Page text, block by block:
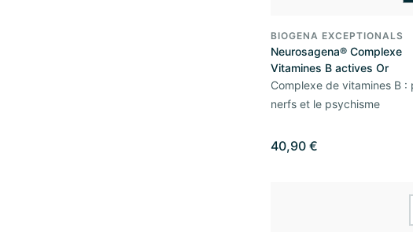
BIOGENA EXCEPTIONALS
Neurosagena® Complexe
Vitamines B actives Or
Complexe de vitamines B :
nerfs et le psychisme
40,90 €